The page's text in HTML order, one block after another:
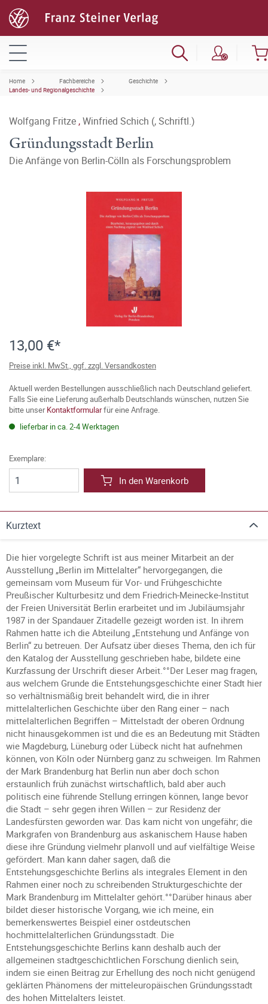
Home Fachbereiche
Geschichte
Landes- und Regionalgeschichte
Wolfgang Fritze ,Winfried Schich (, Schriftl.)
Gründungsstadt Berlin
Die Anfänge von Berlin-Cölln als Forschungsproblem
13,00 €*
Preise inkl. MwSt., ggf. zzgl. Versandkosten
Aktuell werden Bestellungen ausschließlich nach Deutschland geliefert.
Falls Sie eine Lieferung außerhalb Deutschlands wünschen, nutzen Sie
bitte unserKontaktformularfür eine Anfrage.
lieferbar in ca. 2-4 Werktagen
Exemplare:
In den Warenkorb
Kurztext
Die hier vorgelegte Schrift ist aus meiner Mitarbeit an der
Ausstellung „Berlin im Mittelalter“ hervorgegangen, die
gemeinsam vom Museum für Vor- und Frühgeschichte
Preußischer Kulturbesitz und dem Friedrich-Meinecke-Institut
der Freien Universität Berlin erarbeitet und im Jubiläumsjahr
1987 in der Spandauer Zitadelle gezeigt worden ist. In ihrem
Rahmen hatte ich die Abteilung „Entstehung und Anfänge von
Berlin“ zu betreuen. Der Aufsatz über dieses Thema, den ich für
den Katalog der Ausstellung geschrieben habe, bildete eine
Kurzfassung der Urschrift dieser Arbeit.°°Der Leser mag fragen,
aus welchem Grunde die Entstehungsgeschichte einer Stadt hier
so verhältnismäßig breit behandelt wird, die in ihrer
mittelalterlichen Geschichte über den Rang einer – nach
mittelalterlichen Begriffen – Mittelstadt der oberen Ordnung
nicht hinausgekommen ist und die es an Bedeutung mit Städten
wie Magdeburg, Lüneburg oder Lübeck nicht hat aufnehmen
können, von Köln oder Nürnberg ganz zu schweigen. Im Rahmen
der Mark Brandenburg hat Berlin nun aber doch schon
erstaunlich früh zunächst wirtschaftlich, bald aber auch
politisch eine führende Stellung erringen können, lange bevor
die Stadt – sehr gegen ihren Willen – zur Residenz der
Landesfürsten geworden war. Das kam nicht von ungefähr; die
Markgrafen von Brandenburg aus askanischem Hause haben
diese ihre Gründung vielmehr planvoll und auf vielfältige Weise
gefördert. Man kann daher sagen, daß die
Entstehungsgeschichte Berlins als integrales Element in den
Rahmen einer noch zu schreibenden Strukturgeschichte der
Mark Brandenburg im Mittelalter gehört.°°Darüber hinaus aber
bildet dieser historische Vorgang, wie ich meine, ein
bemerkenswertes Beispiel einer ostdeutschen
hochmittelalterlichen Gründungsstadt. Die
Entstehungsgeschichte Berlins kann deshalb auch der
allgemeinen stadtgeschichtlichen Forschung dienlich sein,
indem sie einen Beitrag zur Erhellung des noch nicht genügend
geklärten Phänomens der mitteleuropäischen Gründungsstadt
des hohen Mittelalters leistet.